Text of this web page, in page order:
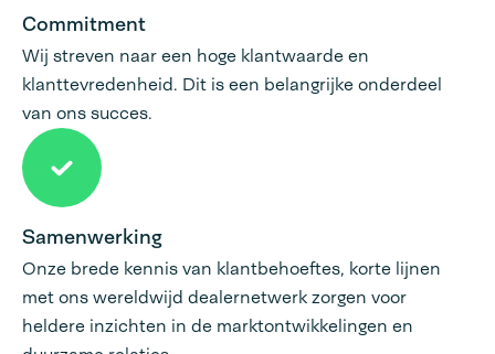
Commitment
Wij streven naar een hoge klantwaarde en
klanttevredenheid. Dit is een belangrijke onderdeel
van ons succes.
Samenwerking
Onze brede kennis van klantbehoeftes, korte lijnen
met ons wereldwijd dealernetwerk zorgen voor
heldere inzichten in de marktontwikkelingen en